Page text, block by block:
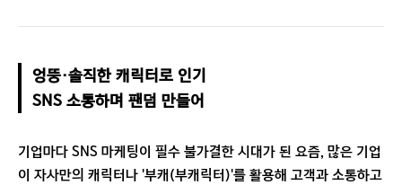
엉뚱·솔직한 캐릭터로 인기
SNS 소통하며 팬덤 만들어
기업마다 SNS 마케팅이 필수 불가결한 시대가 된 요즘, 많은 기업
이 자사만의 캐릭터나 '부캐(부캐릭터)'를 활용해 고객과 소통하고